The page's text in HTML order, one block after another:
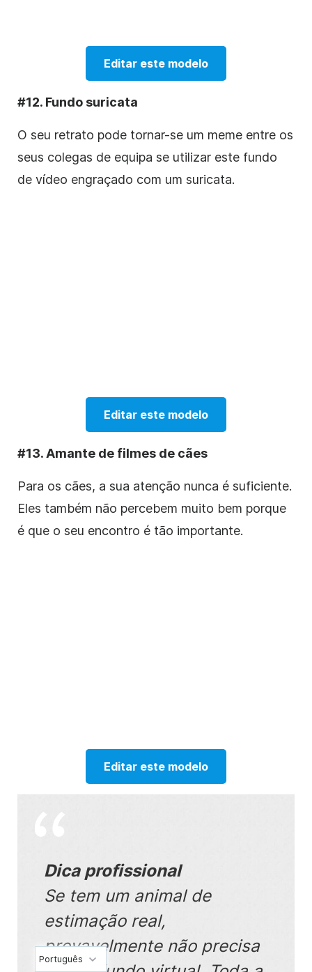
Editar este modelo
#12. Fundo suricata
O seu retrato pode tornar-se um meme entre os
seus colegas de equipa se utilizar este fundo
de vídeo engraçado com um suricata.
Editar este modelo
#13. Amante de filmes de cães
Para os cães, a sua atenção nunca é suficiente.
Eles também não percebem muito bem porque
é que o seu encontro é tão importante.
Editar este modelo
Dica profissional
Se tem um animal de
estimação real,
provavelmente não precisa
Português